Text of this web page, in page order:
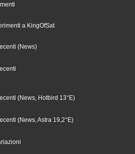
a KingOfSat
(News)
(News, Hotbird 13°E)
(News, Astra 19,2°E)